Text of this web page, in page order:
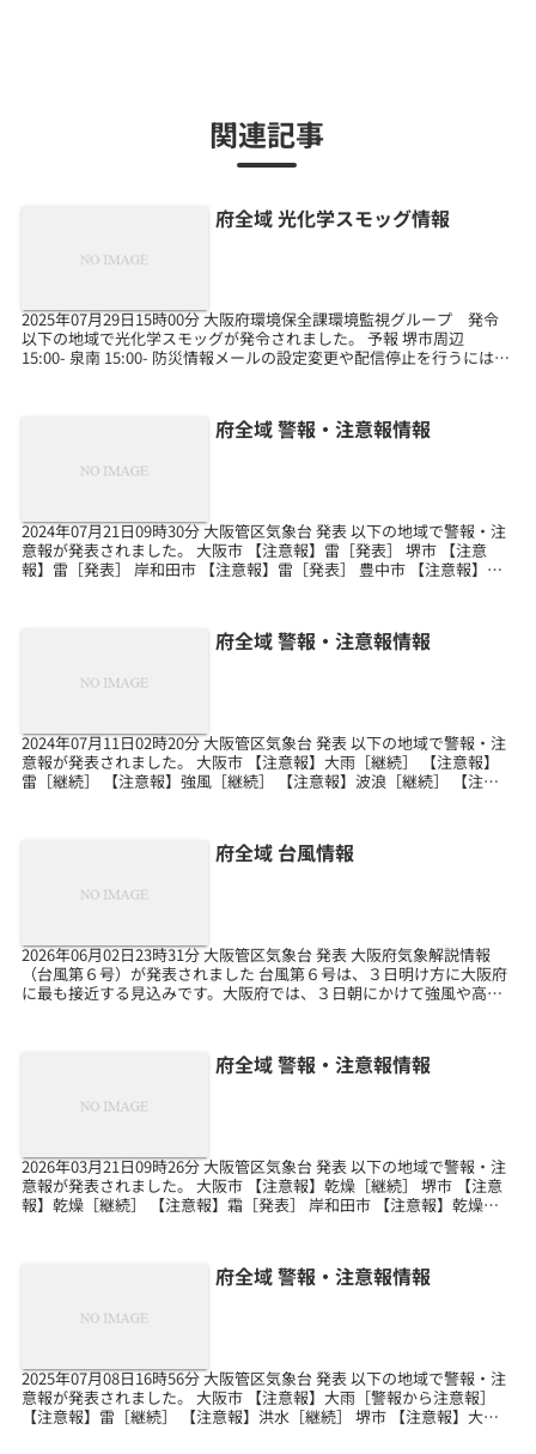
関連記事
府全域 光化学スモッグ情報
2025年07月29日15時00分 大阪府環境保全課環境監視グループ 発令
以下の地域で光化学スモッグが発令されました。 予報 堺市周辺
15:00- 泉南 15:00- 防災情報メールの設定変更や配信停止を行うには
府全域 警報・注意報情報
2024年07月21日09時30分 大阪管区気象台 発表 以下の地域で警報・注
意報が発表されました。 大阪市 【注意報】雷［発表］ 堺市 【注意
報】雷［発表］ 岸和田市 【注意報】雷［発表］ 豊中市 【注意報】雷
府全域 警報・注意報情報
2024年07月11日02時20分 大阪管区気象台 発表 以下の地域で警報・注
意報が発表されました。 大阪市 【注意報】大雨［継続］ 【注意報】
雷［継続］ 【注意報】強風［継続］ 【注意報】波浪［継続］ 【注意
府全域 台風情報
2026年06月02日23時31分 大阪管区気象台 発表 大阪府気象解説情報
（台風第６号）が発表されました 台風第６号は、３日明け方に大阪府
に最も接近する見込みです。大阪府では、３日朝にかけて強風や高波
府全域 警報・注意報情報
2026年03月21日09時26分 大阪管区気象台 発表 以下の地域で警報・注
意報が発表されました。 大阪市 【注意報】乾燥［継続］ 堺市 【注意
報】乾燥［継続］ 【注意報】霜［発表］ 岸和田市 【注意報】乾燥
府全域 警報・注意報情報
2025年07月08日16時56分 大阪管区気象台 発表 以下の地域で警報・注
意報が発表されました。 大阪市 【注意報】大雨［警報から注意報］
【注意報】雷［継続］ 【注意報】洪水［継続］ 堺市 【注意報】大雨